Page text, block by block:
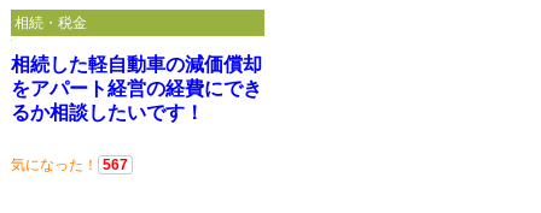
相続した軽自動車の減価償却
をアパート経営の経費にでき
るか相談したいです！
気になった！ 567
相続・税金